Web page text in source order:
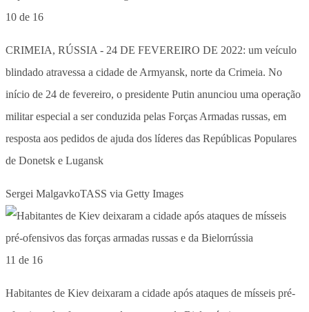
10 de 16
CRIMEIA, RÚSSIA - 24 DE FEVEREIRO DE 2022: um veículo
blindado atravessa a cidade de Armyansk, norte da Crimeia. No
início de 24 de fevereiro, o presidente Putin anunciou uma operação
militar especial a ser conduzida pelas Forças Armadas russas, em
resposta aos pedidos de ajuda dos líderes das Repúblicas Populares
de Donetsk e Lugansk
Sergei MalgavkoTASS via Getty Images
11 de 16
Habitantes de Kiev deixaram a cidade após ataques de mísseis pré-